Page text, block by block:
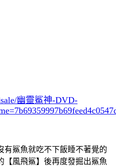
幽靈鯊神-DVD-
鯊魚就吃不下飯睡不著覺的
【風飛鯊】後再度發掘出鯊魚